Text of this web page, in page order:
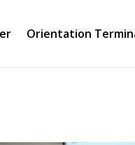
Orientation